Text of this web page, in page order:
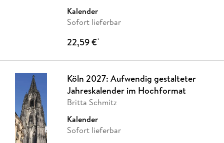
Kalender
Sofort lieferbar
22,59 €*
Köln 2027: Aufwendig gestalteter
Jahreskalender im Hochformat
Britta Schmitz
Kalender
Sofort lieferbar